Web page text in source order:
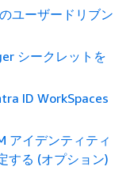
ユーザードリブン
シークレットを
ID WorkSpaces
アイデンティティ
する (オプション)